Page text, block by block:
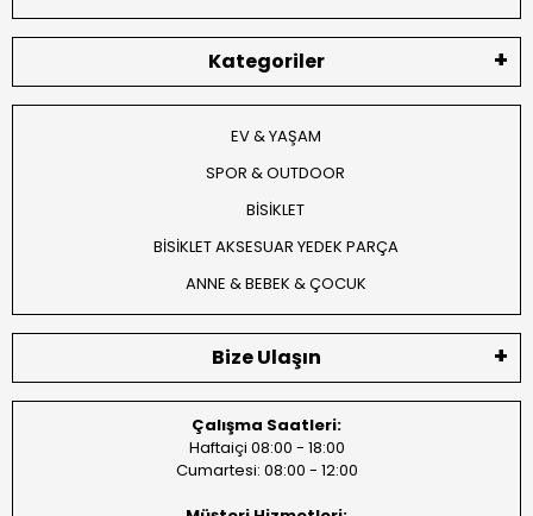
Kategoriler
EV & YAŞAM
SPOR & OUTDOOR
BİSİKLET
BİSİKLET AKSESUAR YEDEK PARÇA
ANNE & BEBEK & ÇOCUK
Bize Ulaşın
Çalışma Saatleri:
Haftaiçi 08:00 - 18:00
Cumartesi: 08:00 - 12:00